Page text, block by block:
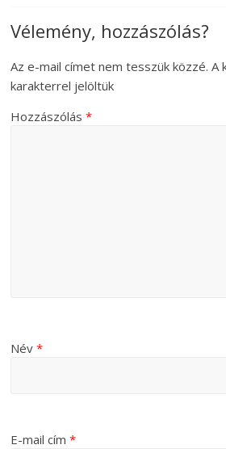
Vélemény, hozzászólás?
Az e-mail címet nem tesszük közzé. A
karakterrel jelöltük
Hozzászólás*
Név*
E-mail cím*